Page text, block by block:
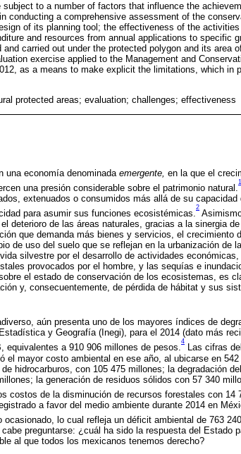
subject to a number of factors that influence the
conducting a comprehensive assessment of the
of its planning tool; the effectiveness of the
and resources from annual applications to specific
carried out under the protected polygon and its area
exercise applied to the Management and
as a means to make explicit the limitations, which in
protected areas; evaluation; challenges; effectiveness
una economía denominada emergente, en la que el
una presión considerable sobre el patrimonio natural.
1
extenuados o consumidos más allá de su
para asumir sus funciones ecosistémicas.
2
deterioro de las áreas naturales, gracias a la sinergia
que demanda más bienes y servicios, el crecimiento
de uso del suelo que se reflejan en la urbanización de
silvestre por el desarrollo de actividades
provocados por el hombre, y las sequías e
el estado de conservación de los ecosistemas, es
y, consecuentemente, de pérdida de hábitat y sus
aún presenta uno de los mayores índices de
y Geografía (Inegi), para el 2014 (dato más
equivalentes a 910 906 millones de pesos.
4
Las cifras
el mayor costo ambiental en ese año, al ubicarse en
hidrocarburos, con 105 475 millones; la degradación
la generación de residuos sólidos con 57 340
costos de la disminución de recursos forestales con 14
a favor del medio ambiente durante 2014 en
lo cual refleja un déficit ambiental de 763
preguntarse: ¿cuál ha sido la respuesta del Estado
al que todos los mexicanos tenemos derecho?